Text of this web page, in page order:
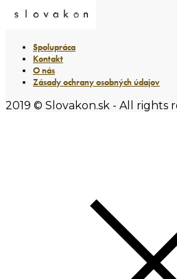
Spolupráca
Kontakt
O nás
Zásady ochrany osobných údajov
2019 © Slovakon.sk - All rights